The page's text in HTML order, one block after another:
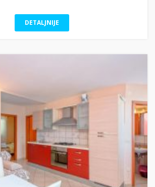
DETALJNIJE